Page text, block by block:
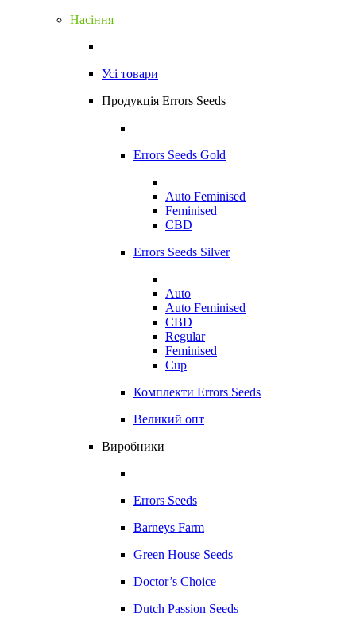
Насіння
Усі товари
Продукція Errors Seeds
Errors Seeds Gold
Auto Feminised
Feminised
CBD
Errors Seeds Silver
Auto
Auto Feminised
CBD
Regular
Feminised
Cup
Комплекти Errors Seeds
Великий опт
Виробники
Errors Seeds
Barneys Farm
Green House Seeds
Doctor’s Choice
Dutch Passion Seeds